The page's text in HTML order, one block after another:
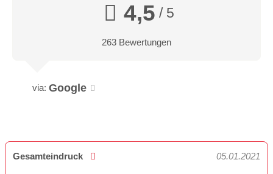
4,5 / 5
263 Bewertungen
via: Google
Gesamteindruck 05.01.2021